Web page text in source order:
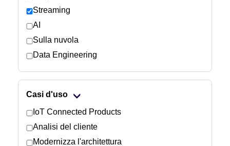
Istruzione
Notizie
Streaming
AI
Sulla nuvola
Data Engineering
Casi d'uso
IoT Connected Products
Analisi del cliente
Modernizza l'architettura